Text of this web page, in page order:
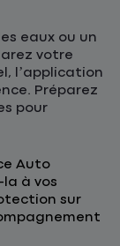
eaux ou un
votre
l’application
Préparez
pour
Auto
à vos
sur